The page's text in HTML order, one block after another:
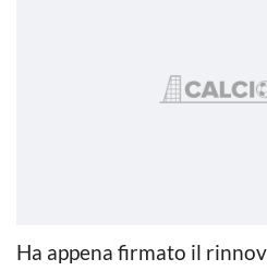
Ha appena firmato il